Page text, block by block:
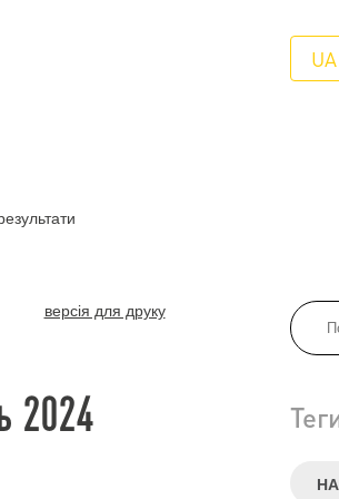
UA
версія для друку
2024